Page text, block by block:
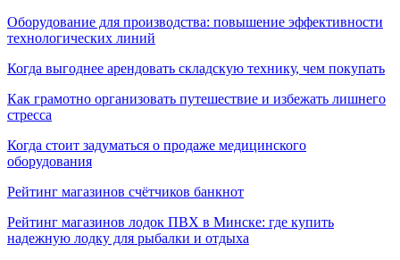
Оборудование для производства: повышение эффективности
технологических линий
Когда выгоднее арендовать складскую технику, чем покупать
Как грамотно организовать путешествие и избежать лишнего
стресса
Когда стоит задуматься о продаже медицинского
оборудования
Рейтинг магазинов счётчиков банкнот
Рейтинг магазинов лодок ПВХ в Минске: где купить
надежную лодку для рыбалки и отдыха